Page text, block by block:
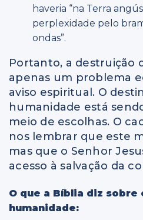
haveria “na Terra
perplexidade pelo
ondas”.
Portanto, a destruição
apenas um problema
aviso espiritual. O
humanidade está
meio de escolhas. O
nos lembrar que este
mas que o Senhor
acesso à salvação da
O que a Bíblia diz sobre
humanidade: